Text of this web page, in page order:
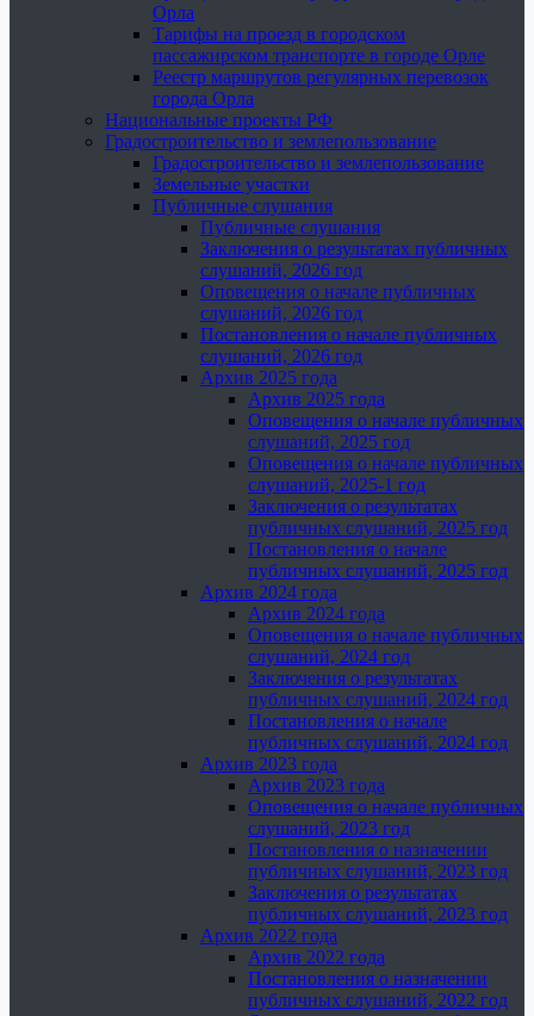
Орла
Тарифы на проезд в городском
пассажирском транспорте в городе Орле
Реестр маршрутов регулярных перевозок
города Орла
Национальные проекты РФ
Градостроительство и землепользование
Градостроительство и землепользование
Земельные участки
Публичные слушания
Публичные слушания
Заключения о результатах публичных
слушаний, 2026 год
Оповещения о начале публичных
слушаний, 2026 год
Постановления о начале публичных
слушаний, 2026 год
Архив 2025 года
Архив 2025 года
Оповещения о начале публичных
слушаний, 2025 год
Оповещения о начале публичных
слушаний, 2025-1 год
Заключения о результатах
публичных слушаний, 2025 год
Постановления о начале
публичных слушаний, 2025 год
Архив 2024 года
Архив 2024 года
Оповещения о начале публичных
слушаний, 2024 год
Заключения о результатах
публичных слушаний, 2024 год
Постановления о начале
публичных слушаний, 2024 год
Архив 2023 года
Архив 2023 года
Оповещения о начале публичных
слушаний, 2023 год
Постановления о назначении
публичных слушаний, 2023 год
Заключения о результатах
публичных слушаний, 2023 год
Архив 2022 года
Архив 2022 года
Постановления о назначении
публичных слушаний, 2022 год